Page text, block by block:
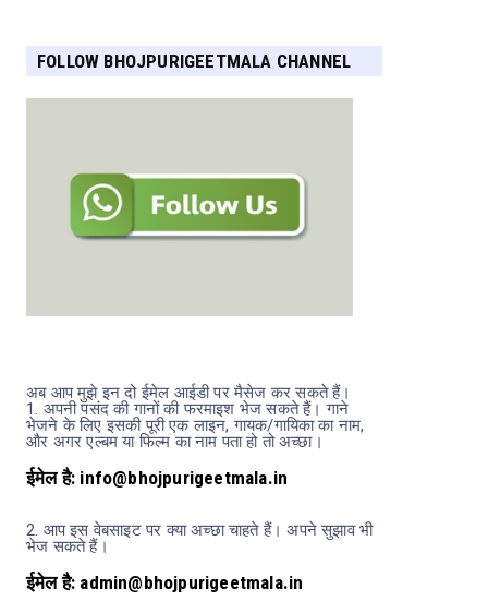
FOLLOW BHOJPURIGEETMALA CHANNEL
अब आप मुझे इन दो ईमेल आईडी पर मैसेज कर सकते हैं।
1. अपनी पसंद की गानों की फरमाइश भेज सकते हैं। गाने
भेजने के लिए इसकी पूरी एक लाइन, गायक/गायिका का नाम,
और अगर एल्बम या फिल्म का नाम पता हो तो अच्छा।
ईमेल है: info@bhojpurigeetmala.in
2. आप इस वेबसाइट पर क्या अच्छा चाहते हैं। अपने सुझाव भी
भेज सकते हैं।
ईमेल है: admin@bhojpurigeetmala.in